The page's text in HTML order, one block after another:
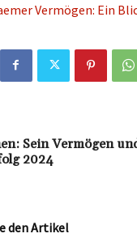
Vermögen: Ein
Sein Vermögen
2024
den Artikel